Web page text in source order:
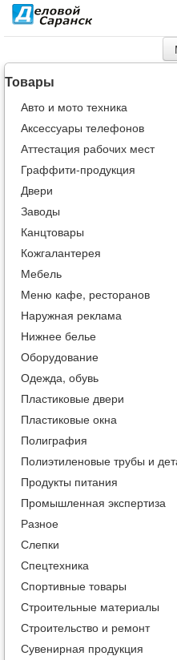
Товары
Авто и мото техника
Аксессуары телефонов
Аттестация рабочих мест
Граффити-продукция
Двери
Заводы
Канцтовары
Кожгалантерея
Мебель
Меню кафе, ресторанов
Наружная реклама
Нижнее белье
Оборудование
Одежда, обувь
Пластиковые двери
Пластиковые окна
Полиграфия
Полиэтиленовые трубы и
Продукты питания
Промышленная экспертиза
Разное
Слепки
Спецтехника
Спортивные товары
Строительные материалы
Строительство и ремонт
Сувенирная продукция